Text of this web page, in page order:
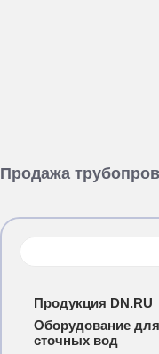
Продажа
Продукция DN.RU
Оборудование
сточных вод